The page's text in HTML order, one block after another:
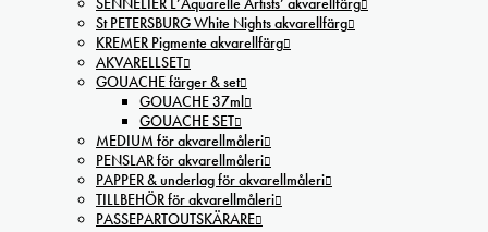
St PETERSBURG White Nights akvarellfärg
KREMER Pigmente akvarellfärg
AKVARELLSET
GOUACHE färger & set
GOUACHE 37ml
GOUACHE SET
MEDIUM för akvarellmåleri
PENSLAR för akvarellmåleri
PAPPER & underlag för akvarellmåleri
TILLBEHÖR för akvarellmåleri
PASSEPARTOUTSKÄRARE